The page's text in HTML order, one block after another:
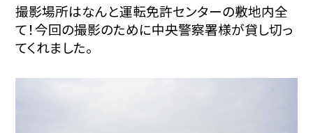
撮影場所はなんと運転免許センターの敷地内全
て！今回の撮影のために中央警察署様が貸し切っ
てくれました。